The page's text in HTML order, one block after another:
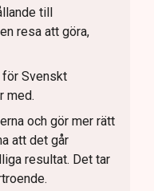
till
resa att göra,
för Svenskt
med.
och gör mer rätt
att det går
resultat. Det tar